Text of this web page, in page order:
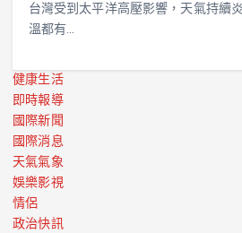
台灣受到太平洋高壓影響，天氣持續
溫都有…
健康生活
即時報導
國際新聞
國際消息
天氣氣象
娛樂影視
情侶
政治快訊